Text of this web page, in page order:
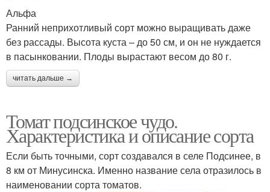
Альфа
Ранний неприхотливый сорт можно выращивать даже
без рассады. Высота куста – до 50 см, и он не нуждается
в пасынковании. Плоды вырастают весом до 80 г.
читать дальше →
Томат подсинское чудо.
Характеристика и описание сорта
Если быть точными, сорт создавался в селе Подсинее, в
8 км от Минусинска. Именно название села отразилось в
наименовании сорта томатов.